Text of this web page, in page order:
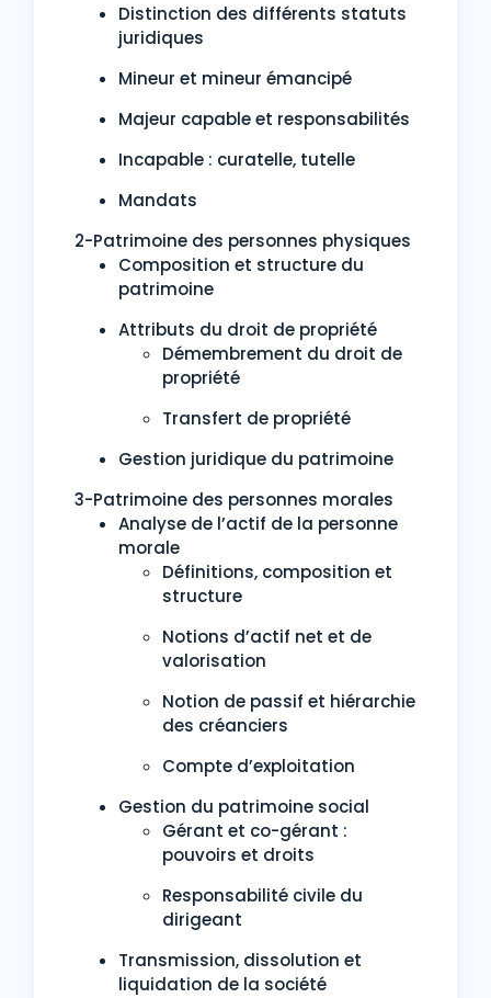
Distinction des différents statuts
juridiques
Mineur et mineur émancipé
Majeur capable et responsabilités
Incapable : curatelle, tutelle
Mandats
2-Patrimoine des personnes physiques
Composition et structure du
patrimoine
Attributs du droit de propriété
Démembrement du droit de
propriété
Transfert de propriété
Gestion juridique du patrimoine
3-Patrimoine des personnes morales
Analyse de l’actif de la personne
morale
Définitions, composition et
structure
Notions d’actif net et de
valorisation
Notion de passif et hiérarchie
des créanciers
Compte d’exploitation
Gestion du patrimoine social
Gérant et co-gérant :
pouvoirs et droits
Responsabilité civile du
dirigeant
Transmission, dissolution et
liquidation de la société